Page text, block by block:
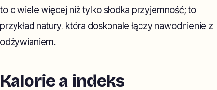
to o wiele więcej niż tylko słodka przyjemność; to
przykład natury, która doskonale łączy nawodnienie z
odżywianiem.
Kalorie a indeks